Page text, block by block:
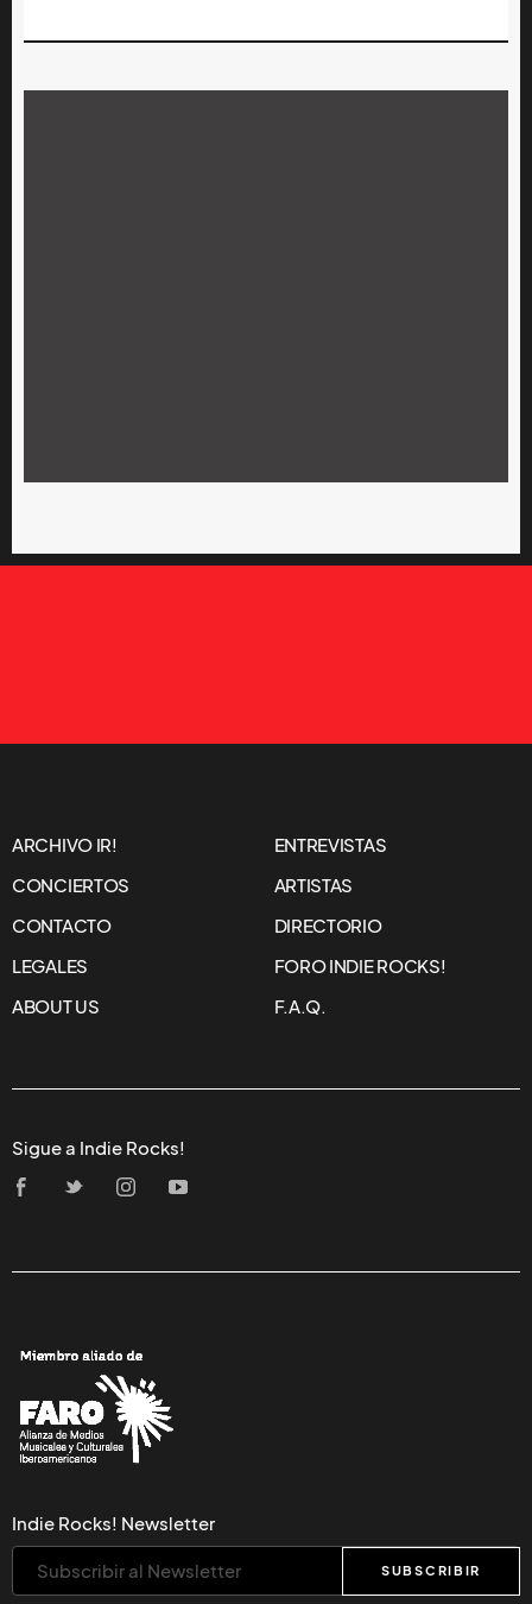
ARCHIVO IR!
ENTREVISTAS
CONCIERTOS
ARTISTAS
CONTACTO
DIRECTORIO
LEGALES
FORO INDIE ROCKS!
ABOUT US
F.A.Q.
Sigue a Indie Rocks!
Indie Rocks! Newsletter